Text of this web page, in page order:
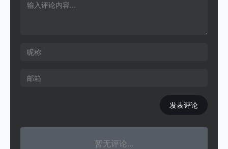
发表评论
暂无评论...